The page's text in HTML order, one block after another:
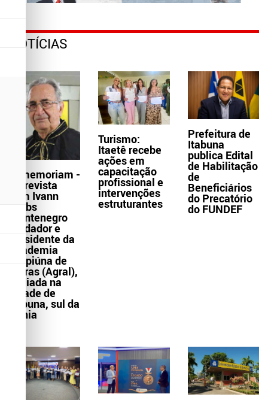
NOTÍCIAS
In memoriam -
Entrevista
com Ivann
Krebs
Montenegro
fundador e
presidente da
Academia
Grapiúna de
Letras (Agral),
sediada na
cidade de
Itabuna, sul da
Bahia
Turismo:
Itaetê recebe
ações em
capacitação
profissional e
intervenções
estruturantes
Prefeitura de
Itabuna
publica Edital
de Habilitação
de
Beneficiários
do Precatório
do FUNDEF